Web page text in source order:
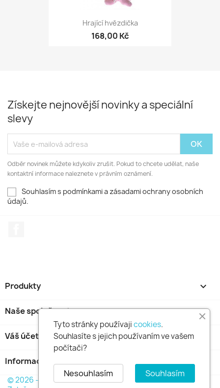
Hrající hvězdička
168,00 Kč
Získejte nejnovější novinky a speciální
slevy
Odběr novinek můžete kdykoliv zrušit. Pokud to chcete udělat, naše
kontaktní informace naleznete v právním oznámení.
Souhlasím s podmínkami a zásadami ochrany osobních
údajů.
Produkty 
Naše společnost 
Váš účet
Informace o obchodu
© 2026 - GOLDFINCH s.r.o. Všechna práva vyhrazena.
Tyto stránky používajicookies.
Souhlasíte s jejich používaním ve vašem
počítači?
Souhlasím
Nesouhlasím